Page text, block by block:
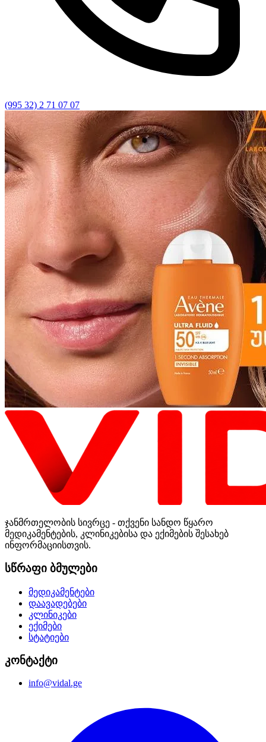
(995 32) 2 71 07 07
ჯანმრთელობის სივრცე - თქვენი სანდო წყარო
მედიკამენტების, კლინიკებისა და ექიმების შესახებ
ინფორმაციისთვის.
სწრაფი ბმულები
მედიკამენტები
დაავადებები
კლინიკები
ექიმები
სტატიები
კონტაქტი
info@vidal.ge